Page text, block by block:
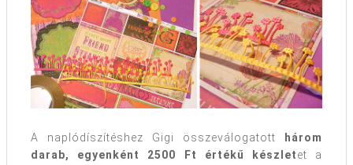
A naplódíszítéshez Gigi összeválogatott
három
darab, egyenként 2500 Ft értékű készletet a